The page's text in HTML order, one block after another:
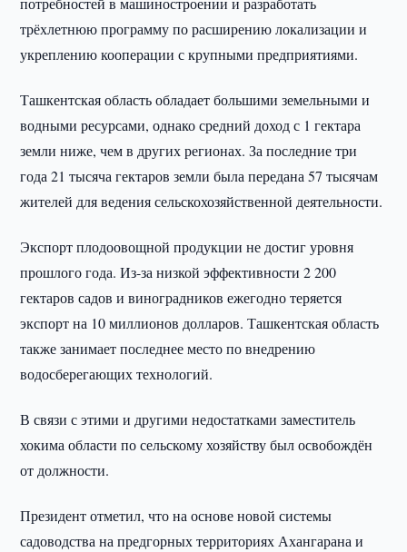
трёхлетнюю программу по расширению локализации и
укреплению кооперации с крупными предприятиями.
Ташкентская область обладает большими земельными и
водными ресурсами, однако средний доход с 1 гектара
земли ниже, чем в других регионах. За последние три
года 21 тысяча гектаров земли была передана 57 тысячам
жителей для ведения сельскохозяйственной деятельности.
Экспорт плодоовощной продукции не достиг уровня
прошлого года. Из-за низкой эффективности 2 200
гектаров садов и виноградников ежегодно теряется
экспорт на 10 миллионов долларов. Ташкентская область
также занимает последнее место по внедрению
водосберегающих технологий.
В связи с этими и другими недостатками заместитель
хокима области по сельскому хозяйству был освобождён
от должности.
Президент отметил, что на основе новой системы
садоводства на предгорных территориях Ахангарана и